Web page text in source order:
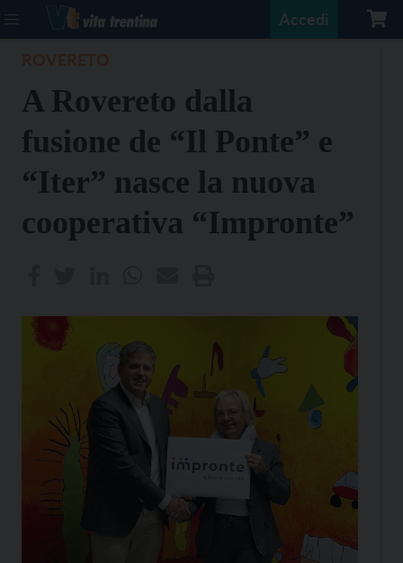
Accedi
A Rovereto dalla
fusione de “Il Ponte” e
“Iter” nasce la nuova
cooperativa “Impronte”